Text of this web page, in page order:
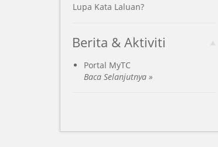
Lupa Kata Laluan?
Berita & Aktiviti
Portal MyTC
Baca Selanjutnya »